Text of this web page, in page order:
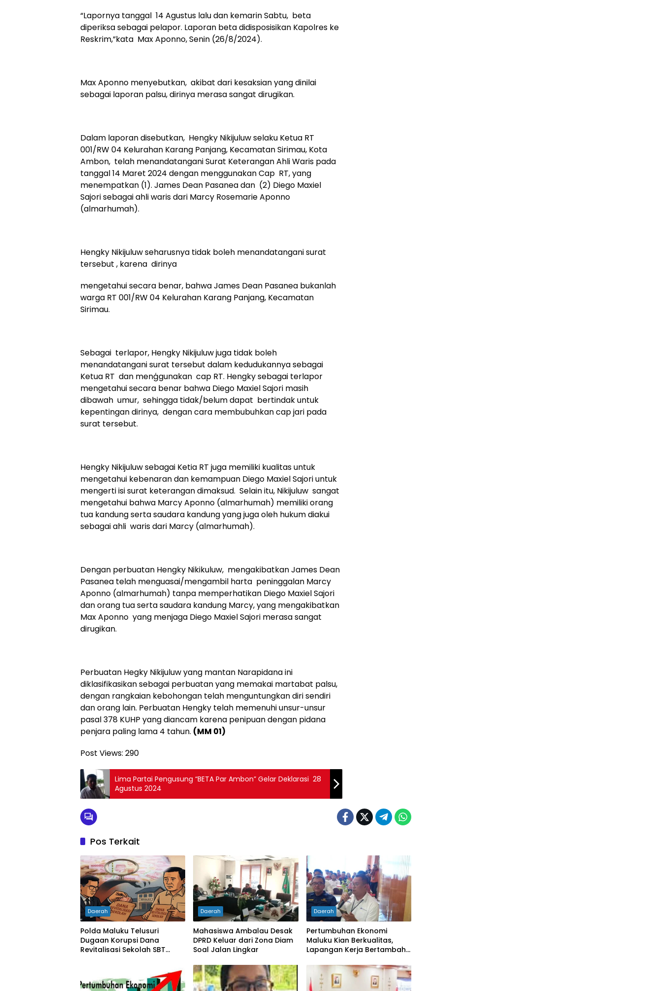
“Lapornya tanggal 14 Agustus lalu dan kemarin Sabtu, beta
diperiksa sebagai pelapor. Laporan beta didisposisikan Kapolres ke
Reskrim,”kata Max Aponno, Senin (26/8/2024).
Max Aponno menyebutkan, akibat dari kesaksian yang dinilai
sebagai laporan palsu, dirinya merasa sangat dirugikan.
Dalam laporan disebutkan, Hengky Nikijuluw selaku Ketua RT
001/RW 04 Kelurahan Karang Panjang, Kecamatan Sirimau, Kota
Ambon, telah menandatangani Surat Keterangan Ahli Waris pada
tanggal 14 Maret 2024 dengan menggunakan Cap RT, yang
menempatkan (1). James Dean Pasanea dan (2) Diego Maxiel
Sajori sebagai ahli waris dari Marcy Rosemarie Aponno
(almarhumah).
Hengky Nikijuluw seharusnya tidak boleh menandatangani surat
tersebut , karena dirinya
mengetahui secara benar, bahwa James Dean Pasanea bukanlah
warga RT 001/RW 04 Kelurahan Karang Panjang, Kecamatan
Sirimau.
Sebagai terlapor, Hengky Nikijuluw juga tidak boleh
menandatangani surat tersebut dalam kedudukannya sebagai
Ketua RT dan menģgunakan cap RT. Hengky sebagai terlapor
mengetahui secara benar bahwa Diego Maxiel Sajori masih
dibawah umur, sehingga tidak/belum dapat bertindak untuk
kepentingan dirinya, dengan cara membubuhkan cap jari pada
surat tersebut.
Hengky Nikijuluw sebagai Ketia RT juga memiliki kualitas untuk
mengetahui kebenaran dan kemampuan Diego Maxiel Sajori untuk
mengerti isi surat keterangan dimaksud. Selain itu, Nikijuluw sangat
mengetahui bahwa Marcy Aponno (almarhumah) memiliki orang
tua kandung serta saudara kandung yang juga oleh hukum diakui
sebagai ahli waris dari Marcy (almarhumah).
Dengan perbuatan Hengky Nikikuluw, mengakibatkan James Dean
Pasanea telah menguasai/mengambil harta peninggalan Marcy
Aponno (almarhumah) tanpa memperhatikan Diego Maxiel Sajori
dan orang tua serta saudara kandung Marcy, yang mengakibatkan
Max Aponno yang menjaga Diego Maxiel Sajori merasa sangat
dirugikan.
Perbuatan Hegky Nikijuluw yang mantan Narapidana ini
diklasifikasikan sebagai perbuatan yang memakai martabat palsu,
dengan rangkaian kebohongan telah menguntungkan diri sendiri
dan orang lain. Perbuatan Hengky telah memenuhi unsur-unsur
pasal 378 KUHP yang diancam karena penipuan dengan pidana
penjara paling lama 4 tahun. (MM 01)
Post Views: 290
Lima Partai Pengusung “BETA Par Ambon” Gelar Deklarasi 28
Agustus 2024
Pos Terkait
Daerah
Polda Maluku Telusuri
Dugaan Korupsi Dana
Revitalisasi Sekolah SBT
Daerah
Mahasiswa Ambalau Desak
DPRD Keluar dari Zona Diam
Soal Jalan Lingkar
Daerah
Pertumbuhan Ekonomi
Maluku Kian Berkualitas,
Lapangan Kerja Bertambah